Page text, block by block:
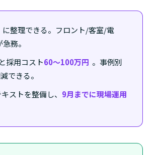
に整理できる。フロント/客室/電
務。
採用コスト60〜100万円 。事例別
できる。
ストを整備し、 9月までに現場運用